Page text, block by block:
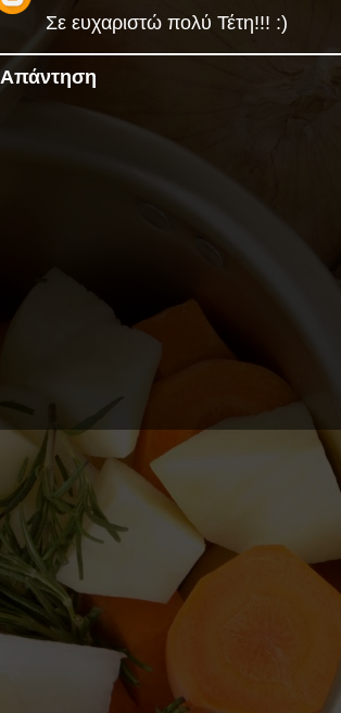
Σε ευχαριστώ πολύ Τέτη!!! :)
Απάντηση